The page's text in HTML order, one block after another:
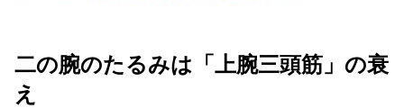
二の腕のたるみは「上腕三頭筋」の衰
え